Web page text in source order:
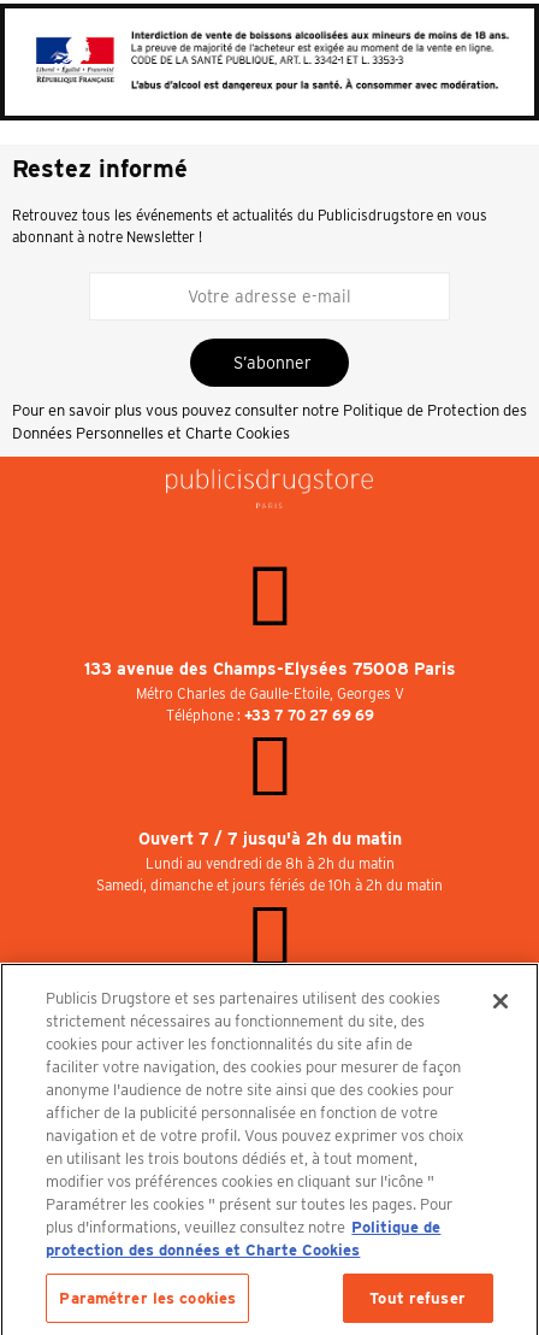
Restez informé
Retrouvez tous les événements et actualités du Publicisdrugstore en vous
abonnant à notre Newsletter !
S’abonner
Pour en savoir plus vous pouvez consulter notre Politique de Protection des
Données Personnelles et Charte Cookies
133 avenue des Champs-Elysées 75008 Paris
Métro Charles de Gaulle-Etoile, Georges V
Téléphone : +33 7 70 27 69 69
Ouvert 7 / 7 jusqu'à 2h du matin
Lundi au vendredi de 8h à 2h du matin
Samedi, dimanche et jours fériés de 10h à 2h du matin
Rejoignez-nous au Publicisdrugstore !
Nous recrutons pour les boutiques, le restaurant et le cinéma. Contactez-nous :
recrutement@publicisdrugstore.com
Conditions générales de vente
Mentions légales
Politique de Protection des Données Personnelles et Charte
Cookies
Découvrez le PUBLICISDRUGSTORE
Publicis Drugstore et ses partenaires utilisent des cookies
strictement nécessaires au fonctionnement du site, des
cookies pour activer les fonctionnalités du site afin de
faciliter votre navigation, des cookies pour mesurer de façon
anonyme l'audience de notre site ainsi que des cookies pour
afficher de la publicité personnalisée en fonction de votre
navigation et de votre profil. Vous pouvez exprimer vos choix
en utilisant les trois boutons dédiés et, à tout moment,
modifier vos préférences cookies en cliquant sur l'icône "
Paramétrer les cookies " présent sur toutes les pages. Pour
plus d'informations, veuillez consultez notre Politique de
protection des données et Charte Cookies
Paramétrer les cookies Tout refuser